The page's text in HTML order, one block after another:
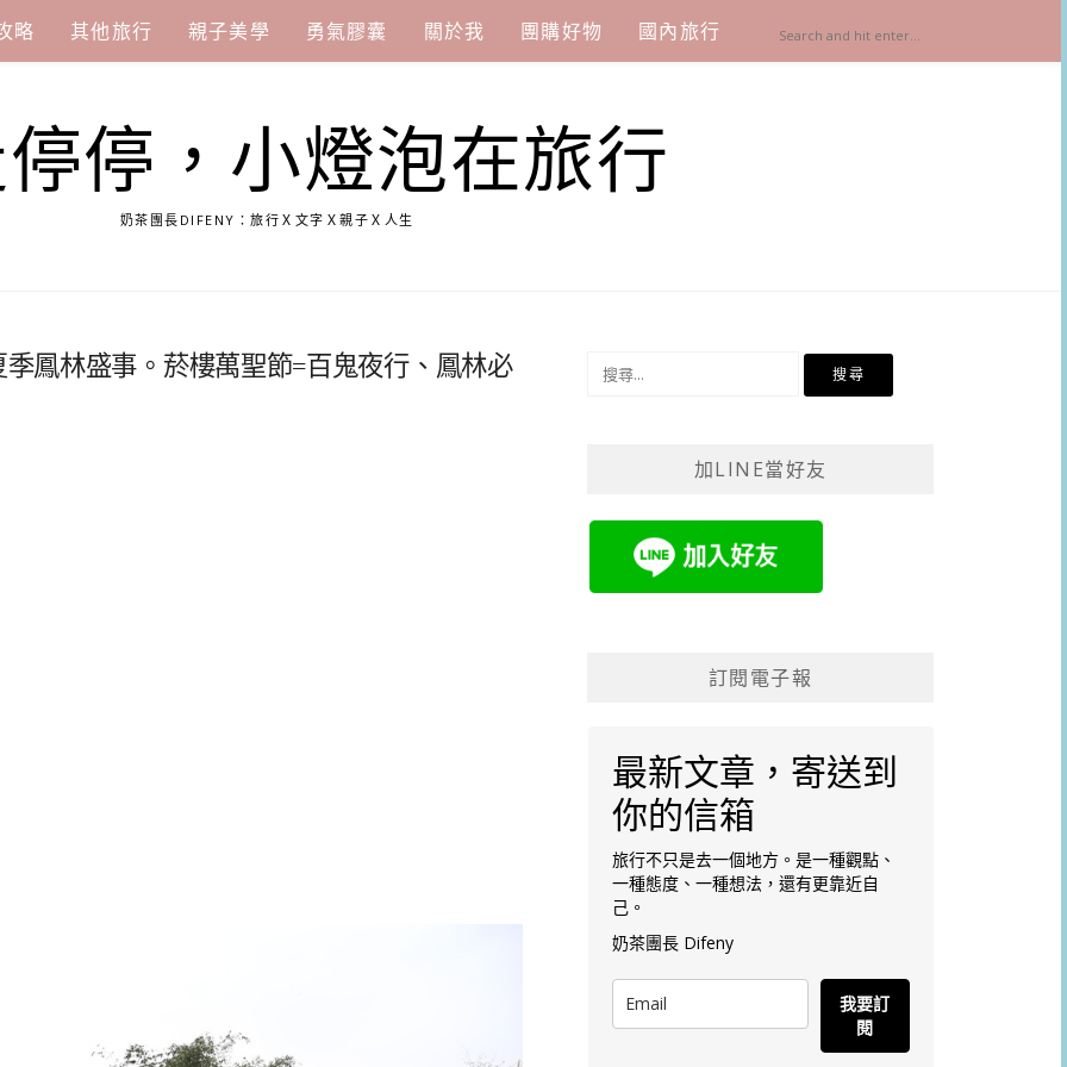
略 其他旅行 親子美學 勇氣膠囊 關於我 團購好物 國內旅行
停，小燈泡在旅行
奶茶團長DIFENY：旅行Ｘ文字Ｘ親子Ｘ人生
鳳林盛事。菸樓萬聖節=百鬼夜行、鳳林必
加LINE當好友
訂閱電子報
最新文章，寄送到
你的信箱
旅行不只是去一個地方。是一種觀點、
一種態度、一種想法，還有更靠近自
己。
奶茶團長 Difeny
我要訂
閱